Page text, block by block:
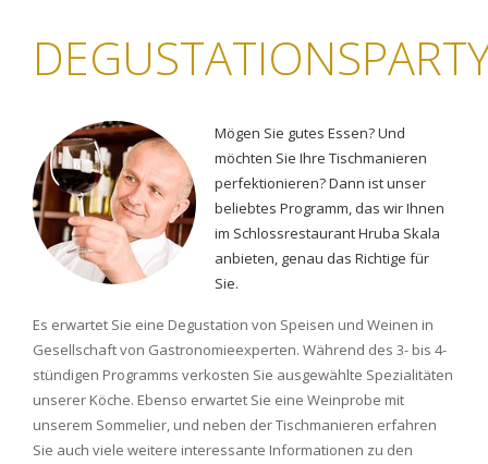
Mögen Sie gutes Essen? Und
möchten Sie Ihre Tischmanieren
perfektionieren? Dann ist unser
beliebtes Programm, das wir Ihnen
im Schlossrestaurant Hruba Skala
anbieten, genau das Richtige für
Sie.
Es erwartet Sie eine Degustation von Speisen und Weinen in
Gesellschaft von Gastronomieexperten. Während des 3- bis 4-
stündigen Programms verkosten Sie ausgewählte Spezialitäten
unserer Köche. Ebenso erwartet Sie eine Weinprobe mit
unserem Sommelier, und neben der Tischmanieren erfahren
Sie auch viele weitere interessante Informationen zu den